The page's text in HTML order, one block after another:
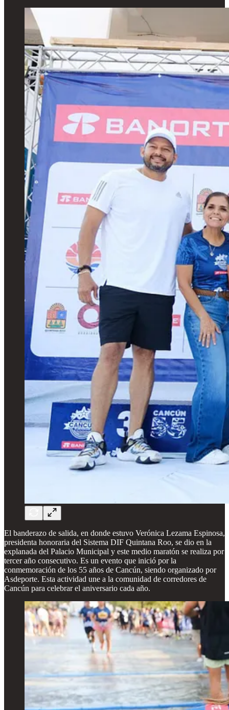
El banderazo de salida, en donde estuvo Verónica Lezama Espinosa,
presidenta honoraria del Sistema DIF Quintana Roo, se dio en la
explanada del Palacio Municipal y este medio maratón se realiza por
tercer año consecutivo. Es un evento que inició por la
conmemoración de los 55 años de Cancún, siendo organizado por
Asdeporte. Esta actividad une a la comunidad de corredores de
Cancún para celebrar el aniversario cada año.